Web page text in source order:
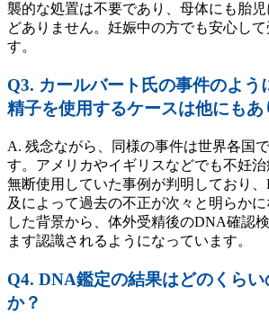
襲的な処置は不要であり、母体にも胎
どありません。妊娠中の方でも安心し
す。
Q3. カールバート氏の事件のよう
精子を使用するケースは他にもあ
A. 残念ながら、同様の事件は世界各国
す。アメリカやイギリスなどでも不妊
無断使用していた事例が判明しており
及によって過去の不正が次々と明らか
した背景から、体外受精後のDNA確認
ます認識されるようになっています。
Q4. DNA鑑定の結果はどのくら
か？